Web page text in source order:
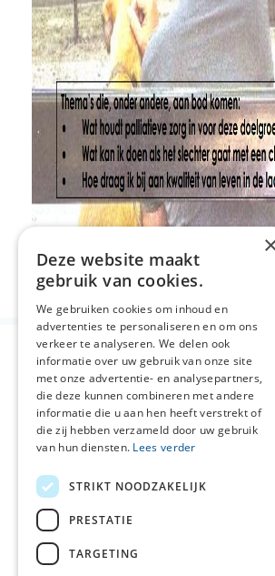
Deel deze pagina:
Over NPZZG
Aanmelden nieuwsbrief
Landelijke informatie
Contact
Disclaimer
Deze website maakt
gebruik van cookies.
We gebruiken cookies om inhoud en
advertenties te personaliseren en om ons
verkeer te analyseren. We delen ook
informatie over uw gebruik van onze site
met onze advertentie- en analysepartners,
die deze kunnen combineren met andere
informatie die u aan hen heeft verstrekt of
die zij hebben verzameld door uw gebruik
van hun diensten. Lees verder
STRIKT NOODZAKELIJK
PRESTATIE
TARGETING